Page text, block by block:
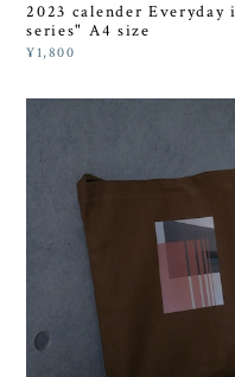
2023 calender
series" A4 size
¥1,800